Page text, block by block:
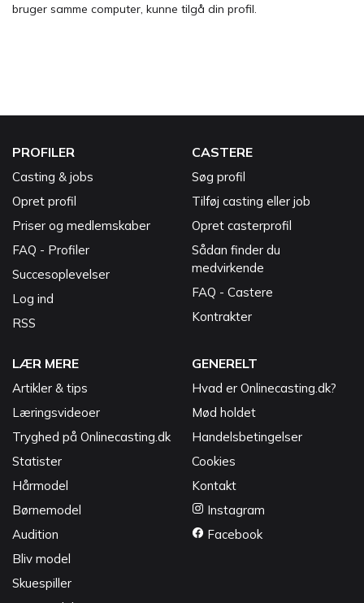
bruger samme computer, kunne tilgå din profil.
PROFILER
Casting & jobs
Opret profil
Priser og medlemskaber
FAQ - Profiler
Succesoplevelser
Log ind
RSS
CASTERE
Søg profil
Tilføj casting eller job
Opret casterprofil
Sådan finder du
medvirkende
FAQ - Castere
Kontrakter
LÆR MERE
Artikler & tips
Læringsvideoer
Tryghed på Onlinecasting.dk
Statister
Hårmodel
Børnemodel
Audition
Bliv model
Skuespiller
GENERELT
Hvad er Onlinecasting.dk?
Mød holdet
Handelsbetingelser
Cookies
Kontakt
Instagram
Facebook